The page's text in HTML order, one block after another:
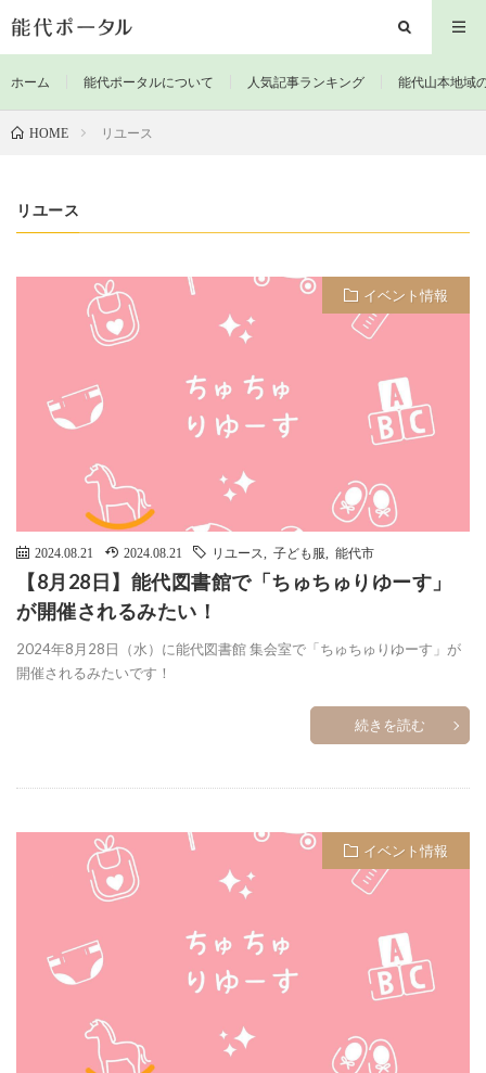
ホーム 能代ポータルについて 人気記事ランキング 能代山本地域
HOME リユース
リユース
イベント情報
2024.08.21 2024.08.21 リユース 子ども服 能代市
【8月28日】能代図書館で「ちゅちゅりゆーす」
が開催されるみたい！
2024年8月28日（水）に能代図書館 集会室で「ちゅちゅりゆーす」が
開催されるみたいです！
続きを読む
イベント情報